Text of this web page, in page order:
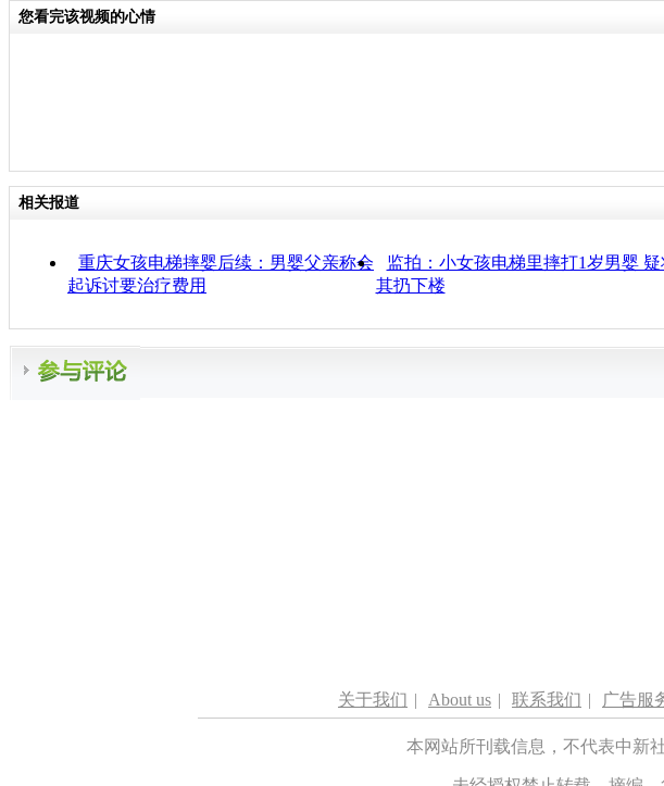
您看完该视频的心情
相关报道
重庆女孩电梯摔婴后续：男婴父亲称会
起诉讨要治疗费用
监拍：小女孩电梯里摔打1岁男婴 疑
其扔下楼
关于我们 | About us | 联系我们 | 广告服
本网站所刊载信息，不代表中新